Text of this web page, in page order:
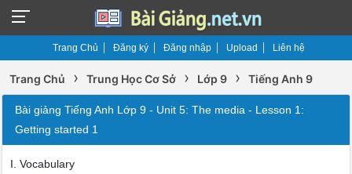
Trang Chủ Đăng ký Đăng nhập Upload Liên hệ
Trang Chủ › Trung Học Cơ Sở › Lớp 9 › Tiếng Anh 9
Bài giảng Tiếng Anh Lớp 9 - Unit 5: The media - Lesson 1:
Getting started 1
I. Vocabulary